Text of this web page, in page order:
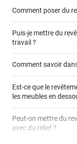
Comment poser du
«
Puis-je mettre du
travail ?
Comment savoir
Est-ce que le
les meubles en
Peut-on mettre du
avec du relief ?